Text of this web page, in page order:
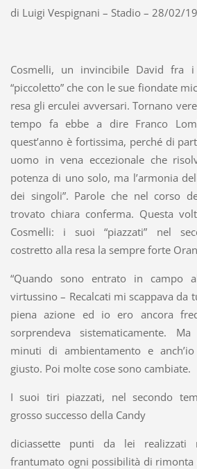
di Luigi Vespignani – Stadio – 28/02/
Cosmelli, un invincibile David fra
“piccoletto” che con le sue fiondate
resa gli erculei avversari. Tornano
tempo fa ebbe a dire Franco
quest’anno è fortissima, perché di
uomo in vena eccezionale che
potenza di uno solo, ma l’armonia
dei singoli”. Parole che nel corso
trovato chiara conferma. Questa
Cosmelli: i suoi “piazzati” nel
costretto alla resa la sempre forte
“Quando sono entrato in campo
virtussino – Recalcati mi scappava da
piena azione ed io ero ancora
sorprendeva sistematicamente.
minuti di ambientamento e
giusto. Poi molte cose sono cambiate.
I suoi tiri piazzati, nel secondo
grosso successo della Candy
diciassette punti da lei realizzati
frantumato ogni possibilità di rimonta